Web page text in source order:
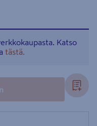
Katso
tästä.